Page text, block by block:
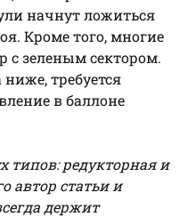
начнут ложиться
Кроме того, многие
зеленым сектором.
требуется
в баллоне
типов: редукторная и
автор статьи и
держит